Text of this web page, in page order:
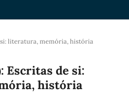
si: literatura, memória, história
Escritas de si:
história